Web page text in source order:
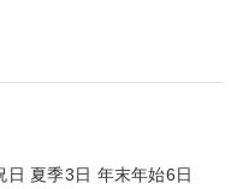
日 夏季3日 年末年始6日